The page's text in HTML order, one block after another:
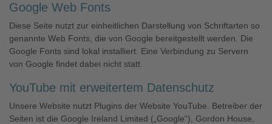
Google Web Fonts
Diese Seite nutzt zur einheitlichen Darstellung von Schriftarten so
genannte Web Fonts, die von Google bereitgestellt werden. Die
Google Fonts sind lokal installiert. Eine Verbindung zu Servern
von Google findet dabei nicht statt.
YouTube mit erweitertem Datenschutz
Unsere Website nutzt Plugins der Website YouTube. Betreiber der
Seiten ist die Google Ireland Limited („Google“), Gordon House,